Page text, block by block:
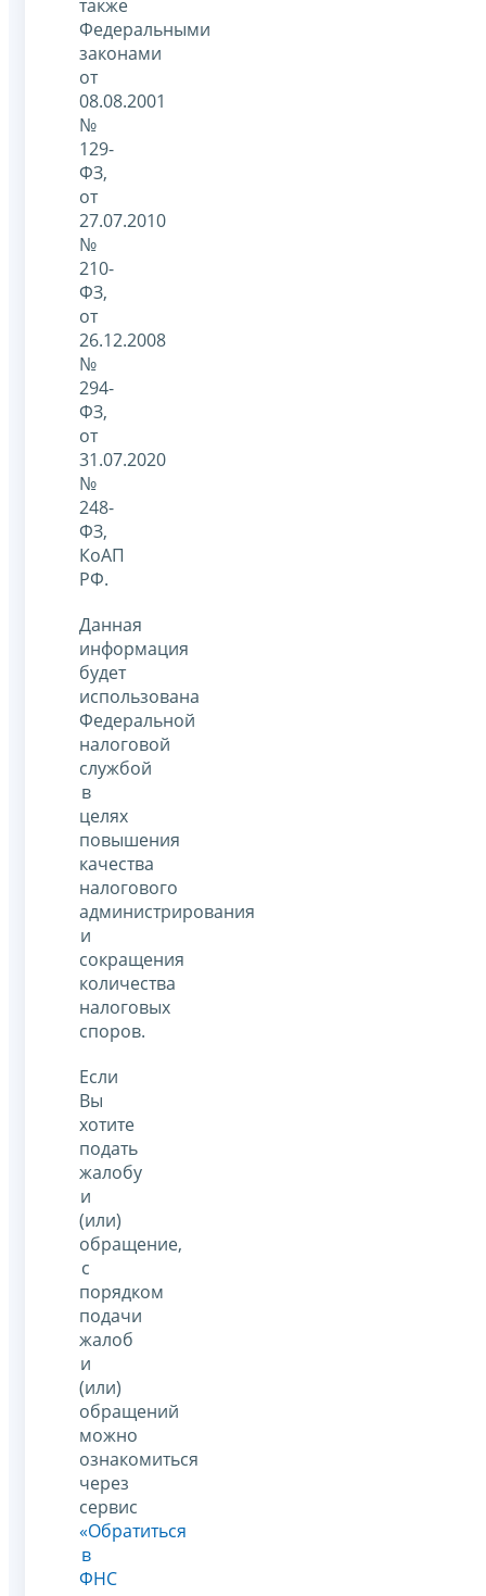
также
Федеральными
законами
от
08.08.2001
№
129-
ФЗ,
от
27.07.2010
№
210-
ФЗ,
от
26.12.2008
№
294-
ФЗ,
от
31.07.2020
№
248-
ФЗ,
КоАП
РФ.
Данная
информация
будет
использована
Федеральной
налоговой
службой
в
целях
повышения
качества
налогового
администрирования
и
сокращения
количества
налоговых
споров.
Если
Вы
хотите
подать
жалобу
и
(или)
обращение,
с
порядком
подачи
жалоб
и
(или)
обращений
можно
ознакомиться
через
сервис
«Обратиться
в
ФНС